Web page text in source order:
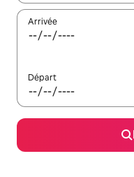
Arrivée
Départ